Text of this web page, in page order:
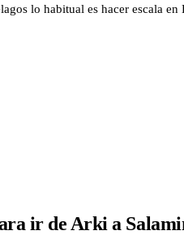
lo habitual es hacer escala en
ir de Arki a